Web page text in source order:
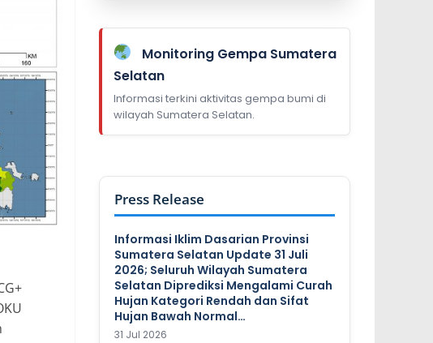
Monitoring Gempa Sumatera
Selatan
Informasi terkini aktivitas gempa bumi di
wilayah Sumatera Selatan.
Press Release
Informasi Iklim Dasarian Provinsi
Sumatera Selatan Update 31 Juli
2026; Seluruh Wilayah Sumatera
Selatan Diprediksi Mengalami Curah
Hujan Kategori Rendah dan Sifat
Hujan Bawah Normal…
31 Jul 2026